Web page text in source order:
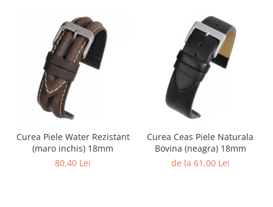
Curea Piele Water Rezistant
(maro inchis) 18mm
80,40 Lei
Curea Ceas Piele Naturala
Bovina (neagra) 18mm
de la 61,00 Lei